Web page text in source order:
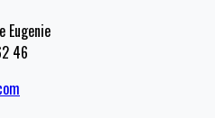
Eugenie
46